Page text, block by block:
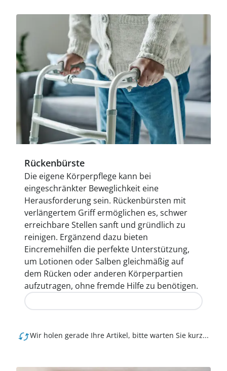
Rückenbürste
Die eigene Körperpflege kann bei
eingeschränkter Beweglichkeit eine
Herausforderung sein. Rückenbürsten mit
verlängertem Griff ermöglichen es, schwer
erreichbare Stellen sanft und gründlich zu
reinigen. Ergänzend dazu bieten
Eincremehilfen die perfekte Unterstützung,
um Lotionen oder Salben gleichmäßig auf
dem Rücken oder anderen Körperpartien
aufzutragen, ohne fremde Hilfe zu benötigen.
Wir holen gerade Ihre Artikel, bitte warten Sie kurz...